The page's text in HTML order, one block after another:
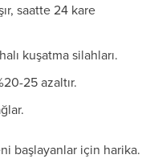
saatte 24 kare
kuşatma silahları.
25 azaltır.
başlayanlar için harika.